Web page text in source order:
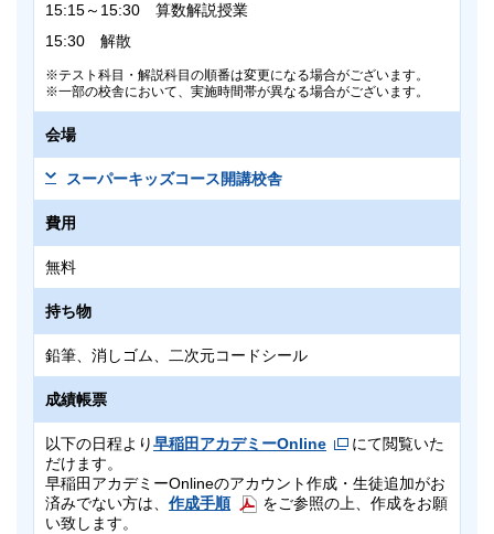
15:15～15:30 算数解説授業
15:30 解散
テスト科目・解説科目の順番は変更になる場合がございます。
一部の校舎において、実施時間帯が異なる場合がございます。
会場
スーパーキッズコース開講校舎
費用
無料
持ち物
鉛筆、消しゴム、二次元コードシール
成績帳票
以下の日程より早稲田アカデミーOnline
にて閲覧いた
だけます。
早稲田アカデミーOnlineのアカウント作成・生徒追加がお
済みでない方は、 作成手順
をご参照の上、作成をお願
い致します。